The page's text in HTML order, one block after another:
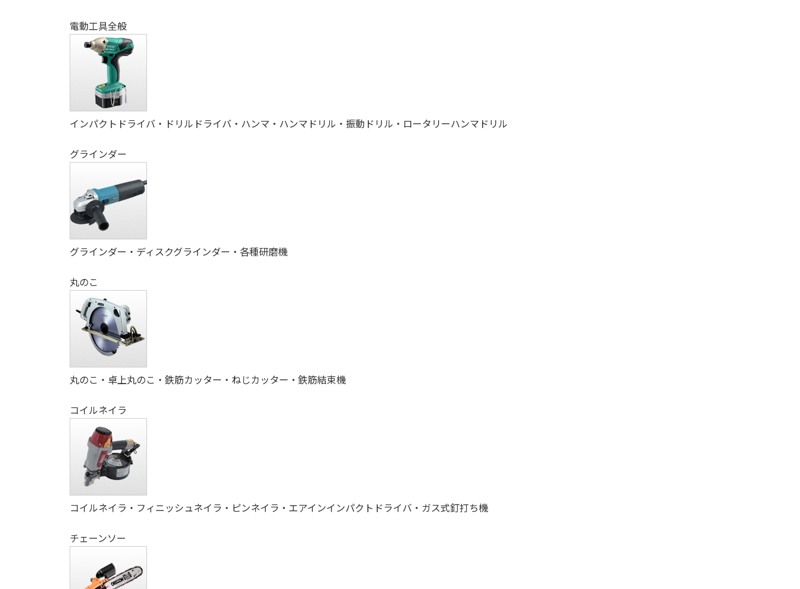
電動工具全般
インパクトドライバ・ドリルドライバ・ハンマ・ハンマドリル・振動ドリル・ロータリーハンマドリル
グラインダー
グラインダー・ディスクグラインダー・各種研磨機
丸のこ
丸のこ・卓上丸のこ・鉄筋カッター・ねじカッター・鉄筋結束機
コイルネイラ
コイルネイラ・フィニッシュネイラ・ピンネイラ・エアインインパクトドライバ・ガス式釘打ち機
チェーンソー